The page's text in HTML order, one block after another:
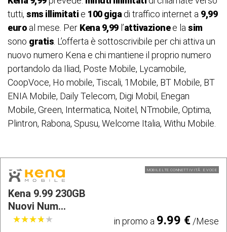
tutti, sms illimitati e 100 giga di traffico internet a 9,99
euro al mese. Per Kena 9,99l’attivazionee la sim
sono gratis . L’offerta è sottoscrivibile per chi attiva un
nuovo numero Kena e chi mantiene il proprio numero
portandolo da Iliad, Poste Mobile, Lycamobile,
CoopVoce, Ho mobile, Tiscali, 1Mobile, BT Mobile, BT
ENIA Mobile, Daily Telecom, Digi Mobil, Enegan
Mobile, Green, Intermatica, Noitel, NTmobile, Optima,
Plintron, Rabona, Spusu, Welcome Italia, Withu Mobile.
MOBILE LTE CONNETTIVITÃ E VOCE
Kena 9.99 230GB
Nuovi Num...
★★★★★
★★★★★ in promo a 9.99 €/Mese